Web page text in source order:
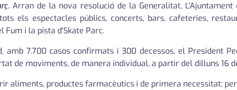
Arran de la nova resolució de la Generalitat,
els espectacles públics, concerts, bars, cafeteries,
Fum i la pista d'Skate Parc.
amb 7.700 casos confirmats i 300 decessos, el President
de moviments, de manera individual, a partir del dilluns 16
aliments, productes farmacèutics i de primera necessitat;